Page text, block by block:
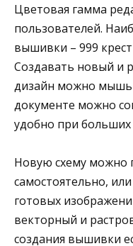
Цветовая гамма
пользователей.
вышивки – 999
Создавать новый и
дизайн можно
документе можно
удобно при
Новую схему можно
самостоятельно,
готовых
векторный и
создания вышивки